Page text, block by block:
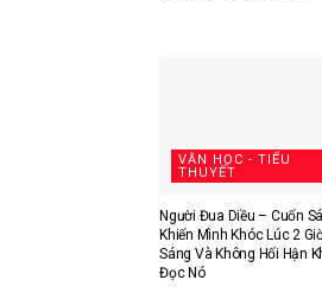
VĂN HỌC - TIỂU
THUYẾT
Người Đua Diều – Cuốn
Khiến Mình Khóc Lúc 2
Sáng Và Không Hối Hận
Đọc Nó